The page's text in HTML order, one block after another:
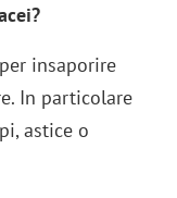
insaporire
In particolare
astice o